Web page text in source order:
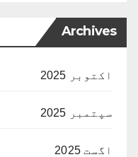
Archives
اکتوبر 2025
سپتمبر 2025
اگست 2025